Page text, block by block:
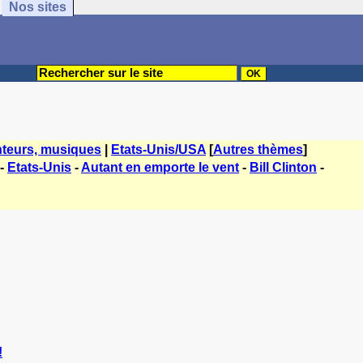
Nos sites
musiques Etats-Unis/USA [Autres thèmes]
- Etats-Unis -Autant en emporte le vent - Bill Clinton -